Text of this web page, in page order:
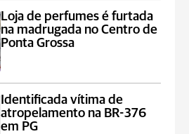
Loja de perfumes é furtada
na madrugada no Centro de
Ponta Grossa
Identificada vítima de
atropelamento na BR-376
em PG